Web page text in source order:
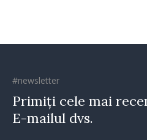
#newsletter
Primiți cele mai
E-mailul dvs.